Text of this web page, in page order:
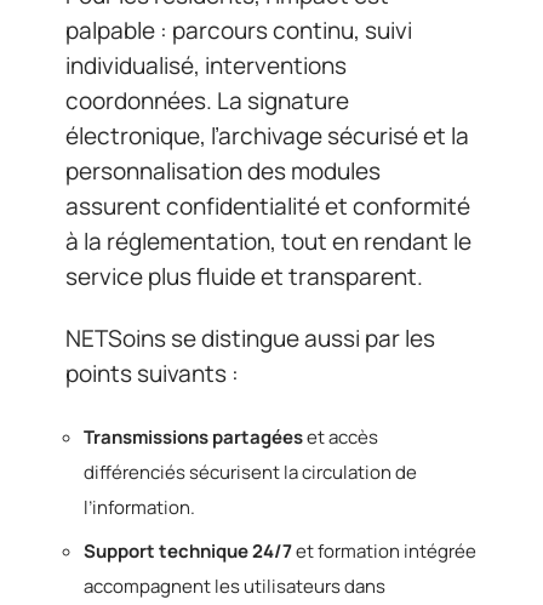
palpable : parcours continu, suivi
individualisé, interventions
coordonnées. La signature
électronique, l’archivage sécurisé et la
personnalisation des modules
assurent confidentialité et conformité
à la réglementation, tout en rendant le
service plus fluide et transparent.
NETSoins se distingue aussi par les
points suivants :
Transmissions partagéeset accès
différenciés sécurisent la circulation de
l’information.
Support technique 24/7et formation intégrée
accompagnent les utilisateurs dans